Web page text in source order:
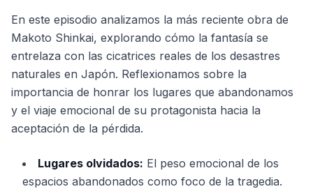
En este episodio analizamos la más reciente obra de
Makoto Shinkai, explorando cómo la fantasía se
entrelaza con las cicatrices reales de los desastres
naturales en Japón. Reflexionamos sobre la
importancia de honrar los lugares que abandonamos
y el viaje emocional de su protagonista hacia la
aceptación de la pérdida.
Lugares olvidados: El peso emocional de los
espacios abandonados como foco de la tragedia.